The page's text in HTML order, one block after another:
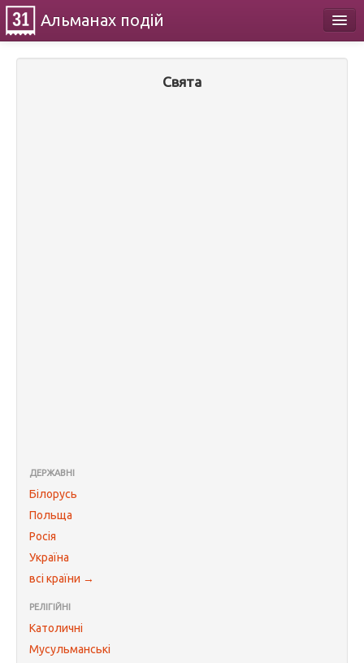
Альманах подій
Свята
ДЕРЖАВНІ
Білорусь
Польща
Росія
Україна
всі країни →
РЕЛІГІЙНІ
Католичні
Мусульманські